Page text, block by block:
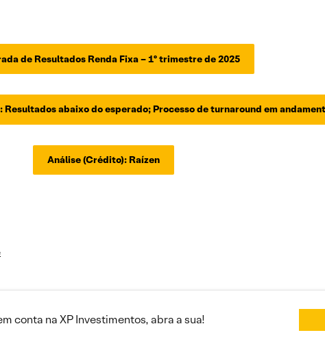
de Resultados Renda Fixa – 1º trimestre de 2025
Resultados abaixo do esperado; Processo de turnaround em
Análise (Crédito): Raízen
conta na XP Investimentos, abra a sua!